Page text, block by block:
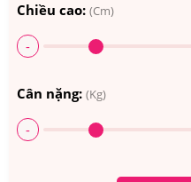
Chiều cao: (Cm)
-
Cân nặng: (Kg)
-